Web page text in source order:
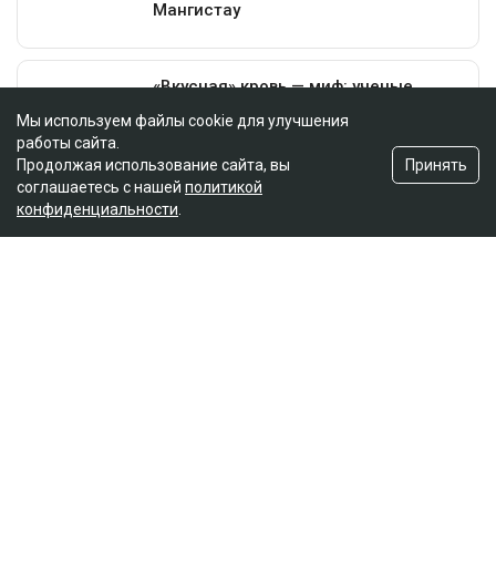
Мы используем файлы cookie для улучшения
работы сайта.
Продолжая использование сайта, вы
соглашаетесь с нашей политикой
конфиденциальности
Принять